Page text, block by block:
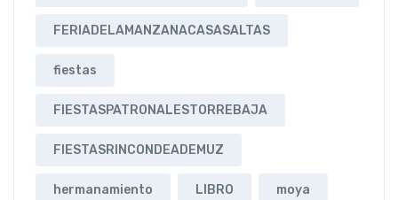
FERIADELAMANZANACASASALTAS
fiestas
FIESTASPATRONALESTORREBAJA
FIESTASRINCONDEADEMUZ
hermanamiento LIBRO moya